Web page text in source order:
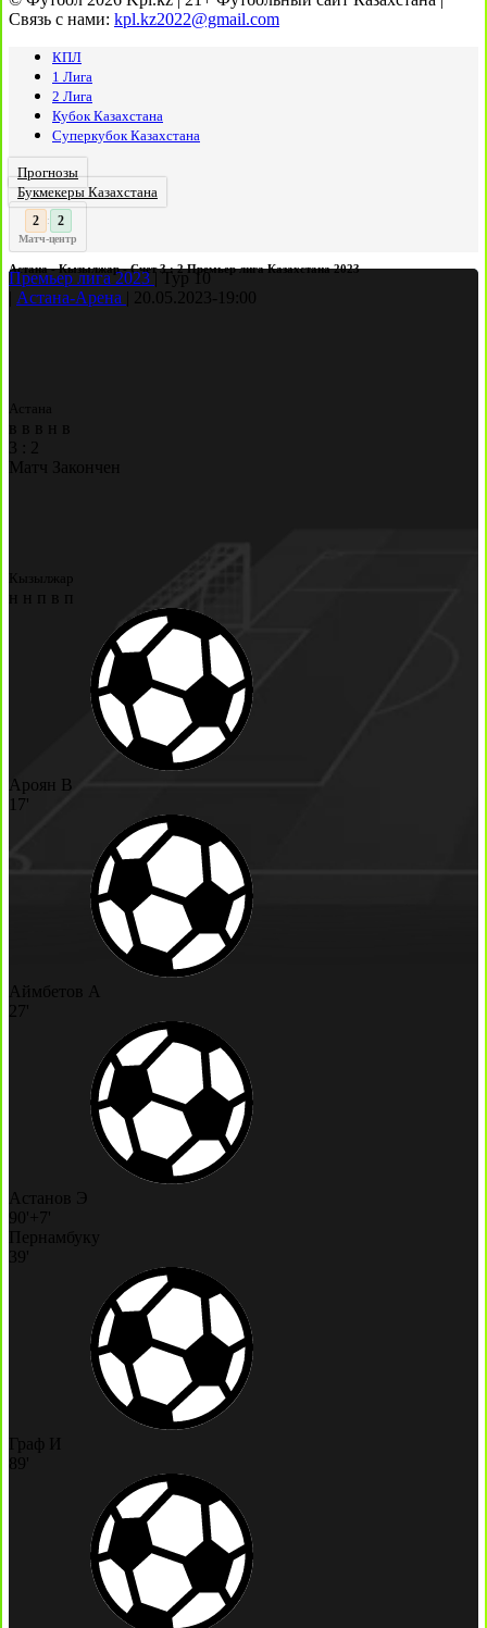
Связь с нами: kpl.kz2022@gmail.com
КПЛ
1 Лига
2 Лига
Кубок Казахстана
Суперкубок Казахстана
Прогнозы
Букмекеры Казахстана
3 : 2
Матч-центр
Астана - Кызылжар - Счет 3 : 2 Премьер лига Казахстана 2023
Премьер лига 2023 Тур 10
Астана-Арена 20.05.2023- 19:00
Астана
в в в н
в
3
2
Матч Закончен
Кызылжар
н н п в п
Ароян В
17'
Аймбетов А
27'
Астанов Э
90'+7'
Пернамбуку
39'
Граф И
89'